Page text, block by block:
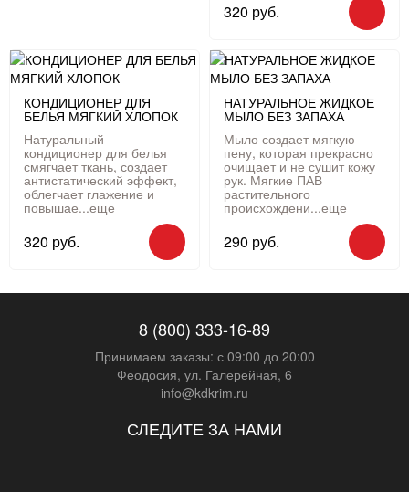
320 руб.
КОНДИЦИОНЕР ДЛЯ
БЕЛЬЯ МЯГКИЙ ХЛОПОК
Натуральный
кондиционер для белья
смягчает ткань, создает
антистатический эффект,
облегчает глажение и
повышае...еще
320 руб.
НАТУРАЛЬНОЕ ЖИДКОЕ
МЫЛО БЕЗ ЗАПАХА
Мыло создает мягкую
пену, которая прекрасно
очищает и не сушит кожу
рук. Мягкие ПАВ
растительного
происхождени...еще
290 руб.
8 (800) 333-16-89
Принимаем заказы: с 09:00 до 20:00
Феодосия, ул. Галерейная, 6
info@kdkrim.ru
СЛЕДИТЕ ЗА НАМИ